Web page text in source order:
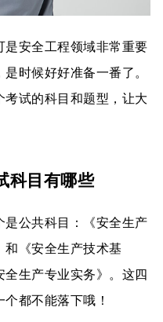
安全工程领域非常重要
时候好好准备一番了。
试的科目和题型，让大
科目有哪些
公共科目：《安全生产
《安全生产技术基
生产专业实务》。这四
都不能落下哦！